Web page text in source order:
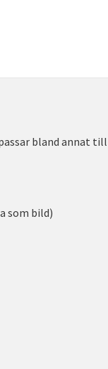
bland annat till
som bild)